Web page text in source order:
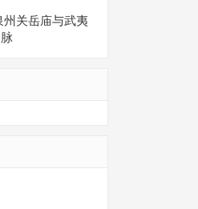
州关岳庙与武夷